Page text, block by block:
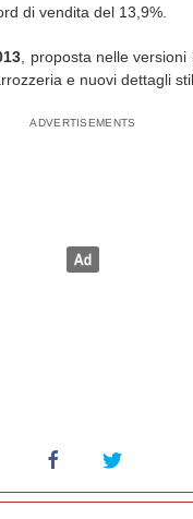
di vendita del 13,9%.
, proposta nelle
e nuovi dettagli